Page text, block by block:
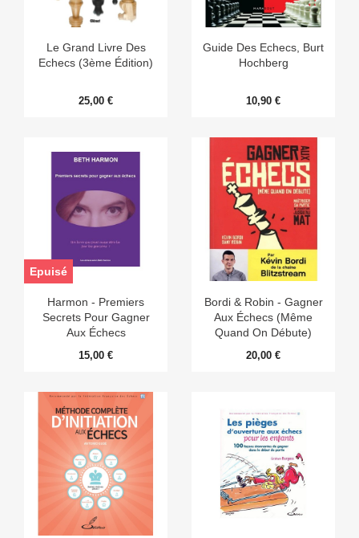
Le Grand Livre Des
Echecs (3ème Édition)
25,00 €
Guide Des Echecs, Burt
Hochberg
10,90 €
Harmon - Premiers
Secrets Pour Gagner
Aux Échecs
15,00 €
Epuisé
Bordi & Robin - Gagner
Aux Échecs (même
Quand On Débute)
20,00 €